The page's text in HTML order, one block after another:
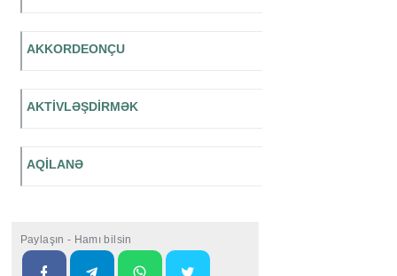
AKKORDEONÇU
AKTİVLƏŞDİRMƏK
AQİLANƏ
Paylaşın - Hamı bilsin